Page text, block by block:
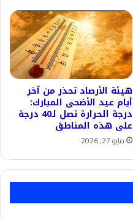
هيئة الأرصاد تحذر من آخر
أيام عيد الأضحى المبارك:
درجة الحرارة تصل لـ40 درجة
على هذه المناطق
مايو 27, 2026